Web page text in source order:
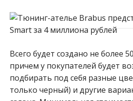
Всего будет создано не более
причем у покупателей будет
подбирать под себя разные
только черный) и другие